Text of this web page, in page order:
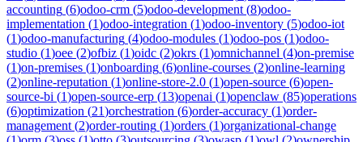
accounting (6)odoo-crm (5)odoo-development (8)odoo-
implementation (1)odoo-integration (1)odoo-inventory (5)odoo-iot
(1)odoo-manufacturing (4)odoo-modules (1)odoo-pos (1)odoo-
studio (1)oee (2)ofbiz (1)oidc (2)okrs (1)omnichannel (4)on-premise
(1)on-premises (1)onboarding (6)online-courses (2)online-learning
(2)online-reputation (1)online-store-2.0 (1)open-source (6)open-
source-bi (1)open-source-erp (13)openai (1)openclaw (85)operations
(6)optimization (21)orchestration (6)order-accuracy (1)order-
management (2)order-routing (1)orders (1)organizational-change